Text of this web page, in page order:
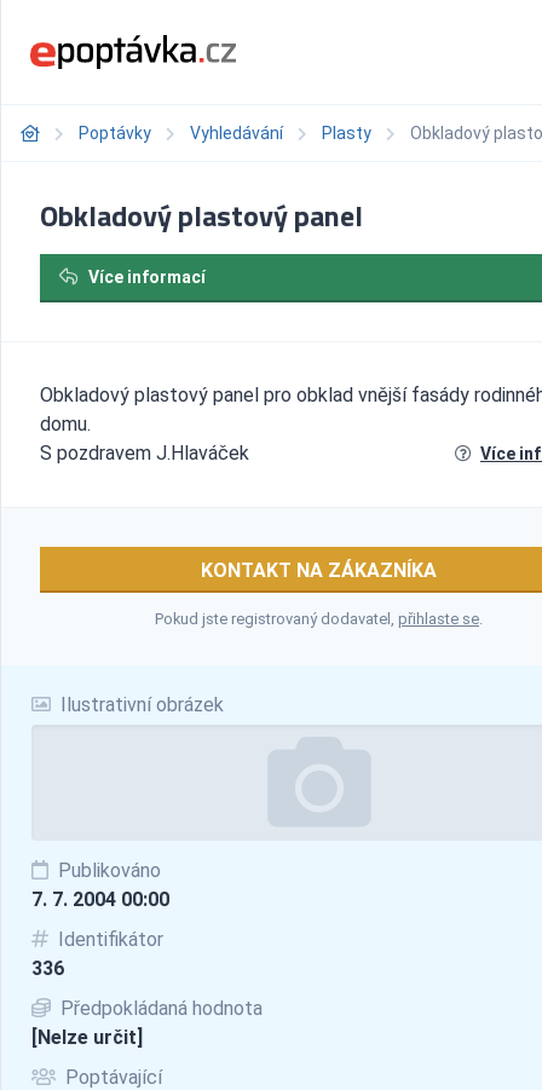
Poptávky Vyhledávání Plasty Obkladový
Ilustrativní obrázek
Publikováno
7. 7. 2004 00:00
Identifikátor
336
Předpokládaná hodnota
[Nelze určit]
Poptávající
Obkladový plastový panel
Více informací
Obkladový plastový panel pro obklad vnější fasády
domu.
S pozdravem J.Hlaváček
Více
KONTAKT NA ZÁKAZNÍKA
Pokud jste registrovaný dodavatel, přihlaste se.